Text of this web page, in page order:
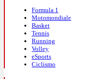
Formula 1
Motomondiale
Basket
Tennis
Running
Volley
eSports
Ciclismo